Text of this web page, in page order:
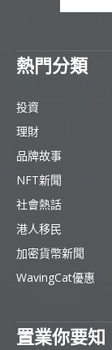
熱門分類
投資
理財
品牌故事
NFT新聞
社會熱話
港人移民
加密貨幣新聞
WavingCat優惠
置業你要知